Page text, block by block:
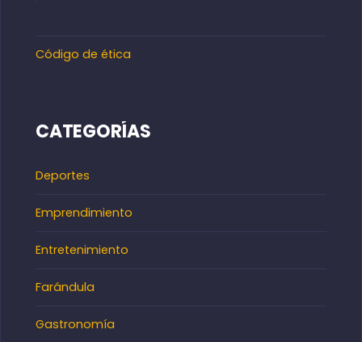
Código de ética
CATEGORÍAS
Deportes
Emprendimiento
Entretenimiento
Farándula
Gastronomía